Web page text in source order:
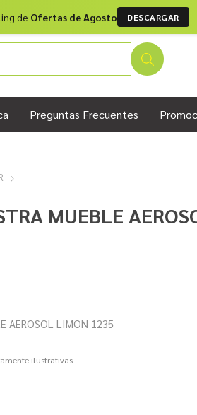
de Ofertas de Agosto DESCARGAR
Preguntas Frecuentes
MUEBLE
AEROSOL LIMON 1235
ilustrativas